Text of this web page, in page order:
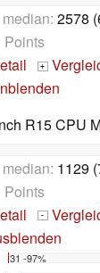
2578
Points
+
R15 CPU
1129
Points
-
31 -97%